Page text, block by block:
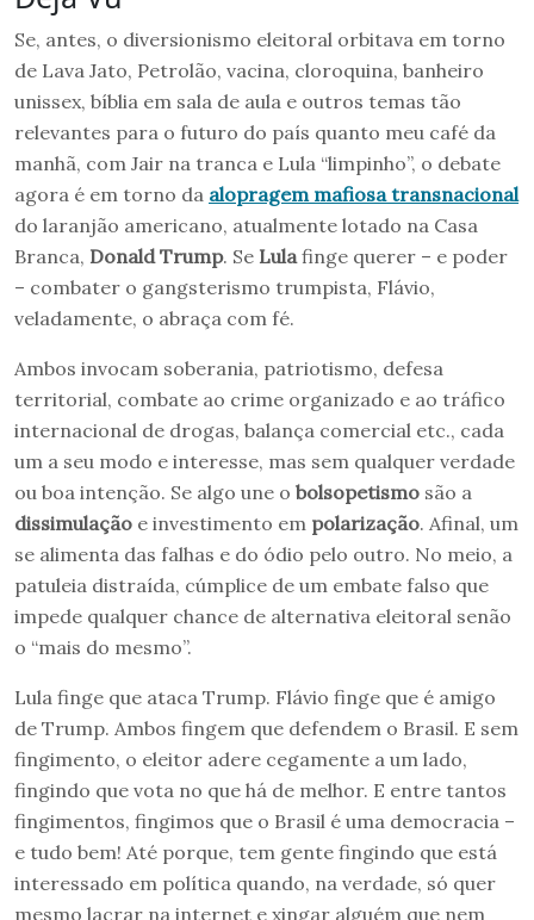
Se, antes, o diversionismo eleitoral orbitava em torno
de Lava Jato, Petrolão, vacina, cloroquina, banheiro
unissex, bíblia em sala de aula e outros temas tão
relevantes para o futuro do país quanto meu café da
manhã, com Jair na tranca e Lula “limpinho”, o debate
agora é em torno da alopragem mafiosa transnacional
do laranjão americano, atualmente lotado na Casa
Branca, Donald Trump. Se Lula finge querer – e poder
– combater o gangsterismo trumpista, Flávio,
veladamente, o abraça com fé.
Ambos invocam soberania, patriotismo, defesa
territorial, combate ao crime organizado e ao tráfico
internacional de drogas, balança comercial etc., cada
um a seu modo e interesse, mas sem qualquer verdade
ou boa intenção. Se algo une o bolsopetismo são a
dissimulação e investimento em polarização. Afinal, um
se alimenta das falhas e do ódio pelo outro. No meio, a
patuleia distraída, cúmplice de um embate falso que
impede qualquer chance de alternativa eleitoral senão
o “mais do mesmo”.
Lula finge que ataca Trump. Flávio finge que é amigo
de Trump. Ambos fingem que defendem o Brasil. E sem
fingimento, o eleitor adere cegamente a um lado,
fingindo que vota no que há de melhor. E entre tantos
fingimentos, fingimos que o Brasil é uma democracia –
e tudo bem! Até porque, tem gente fingindo que está
interessado em política quando, na verdade, só quer
mesmo lacrar na internet e xingar alguém que nem